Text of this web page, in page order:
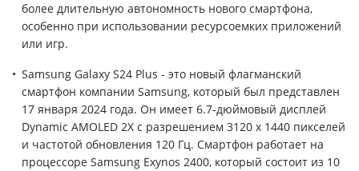
более длительную автономность нового смартфона,
особенно при использовании ресурсоемких приложений
или игр.
Samsung Galaxy S24 Plus - это новый флагманский
смартфон компании Samsung, который был представлен
17 января 2024 года. Он имеет 6.7-дюймовый дисплей
Dynamic AMOLED 2X с разрешением 3120 x 1440 пикселей
и частотой обновления 120 Гц. Смартфон работает на
процессоре Samsung Exynos 2400, который состоит из 10